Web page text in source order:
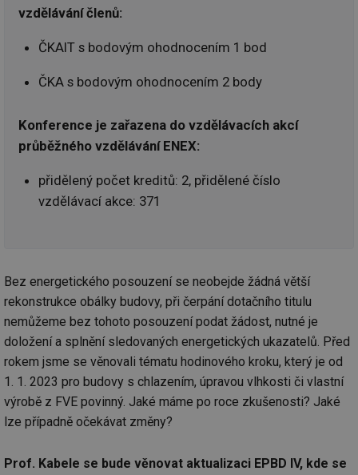
vzdělávání členů:
ČKAIT s bodovým ohodnocením 1 bod
ČKA s bodovým ohodnocením 2 body
Konference je zařazena do vzdělávacích akcí
průběžného vzdělávání ENEX:
přidělený počet kreditů: 2, přidělené číslo
vzdělávací akce: 371
Bez energetického posouzení se neobejde žádná větší
rekonstrukce obálky budovy, při čerpání dotačního titulu
nemůžeme bez tohoto posouzení podat žádost, nutné je
doložení a splnění sledovaných energetických ukazatelů. Před
rokem jsme se věnovali tématu hodinového kroku, který je od
1. 1. 2023 pro budovy s chlazením, úpravou vlhkosti či vlastní
výrobě z FVE povinný. Jaké máme po roce zkušenosti? Jaké
lze případně očekávat změny?
Prof. Kabele se bude věnovat aktualizaci EPBD IV, kde se